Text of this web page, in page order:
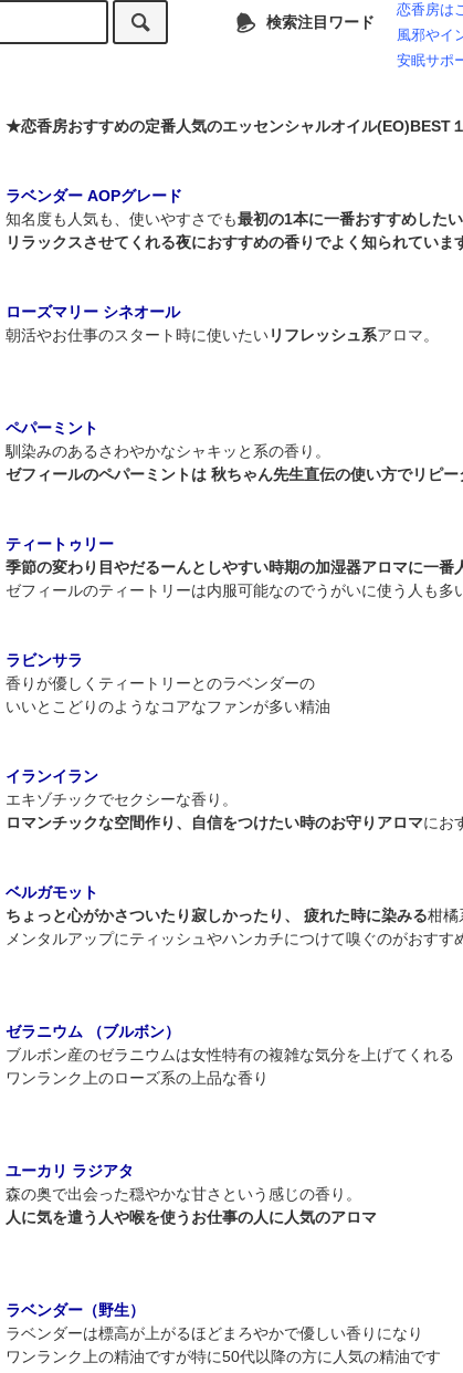
検索注目ワード
恋香房は
風邪やイ
安眠サポ
★恋香房おすすめの定番人気のエッセンシャルオイル(EO)BEST
ラベンダー AOPグレード
知名度も人気も、使いやすさでも最初の1本に一番おすすめした
リラックスさせてくれる夜におすすめの香りでよく知られていま
ローズマリー シネオール
朝活やお仕事のスタート時に使いたいリフレッシュ系アロマ。
ペパーミント
馴染みのあるさわやかなシャキッと系の香り。
ゼフィールのペパーミントは 秋ちゃん先生直伝の使い方でリピ
ティートゥリー
季節の変わり目やだるーんとしやすい時期の加湿器アロマに一番
ゼフィールのティートリーは内服可能なのでうがいに使う人も多
ラビンサラ
香りが優しくティートリーとのラベンダーの
いいとこどりのようなコアなファンが多い精油
イランイラン
エキゾチックでセクシーな香り。
ロマンチックな空間作り、自信をつけたい時のお守りアロマにお
ベルガモット
ちょっと心がかさついたり寂しかったり、 疲れた時に染みる柑橘
メンタルアップにティッシュやハンカチにつけて嗅ぐのがおすす
ゼラニウム （ブルボン）
ブルボン産のゼラニウムは女性特有の複雑な気分を上げてくれる
ワンランク上のローズ系の上品な香り
ユーカリ ラジアタ
森の奥で出会った穏やかな甘さという感じの香り。
人に気を遣う人や喉を使うお仕事の人に人気のアロマ
ラベンダー（野生）
ラベンダーは標高が上がるほどまろやかで優しい香りになり
ワンランク上の精油ですが特に50代以降の方に人気の精油です